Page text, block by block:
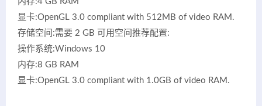
显卡:OpenGL 3.0 compliant with 512MB of video RAM.
存储空间:需要 2 GB 可用空间推荐配置:
操作系统:Windows 10
内存:8 GB RAM
显卡:OpenGL 3.0 compliant with 1.0GB of video RAM.